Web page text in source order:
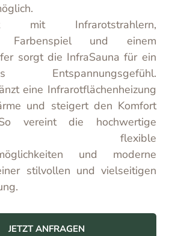
mit Infrarotstrahlern,
Farbenspiel und einem
sorgt die InfraSauna für ein
Entspannungsgefühl.
eine Infrarotflächenheizung
und steigert den Komfort
vereint die hochwertige
flexible
und moderne
stilvollen und vielseitigen
JETZT ANFRAGEN